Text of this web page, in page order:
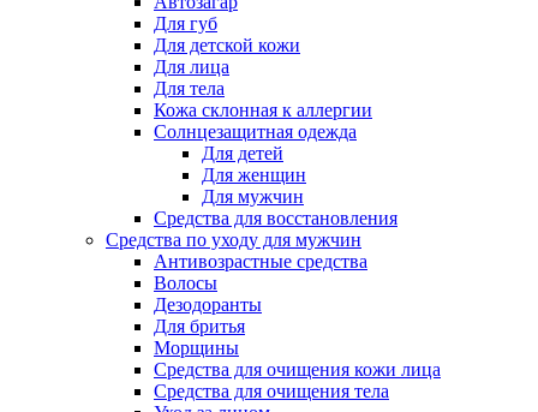
Для губ
Для детской кожи
Для лица
Для тела
Кожа склонная к аллергии
Солнцезащитная одежда
Для детей
Для женщин
Для мужчин
Средства для восстановления
Средства по уходу для мужчин
Антивозрастные средства
Волосы
Дезодоранты
Для бритья
Морщины
Средства для очищения кожи лица
Средства для очищения тела